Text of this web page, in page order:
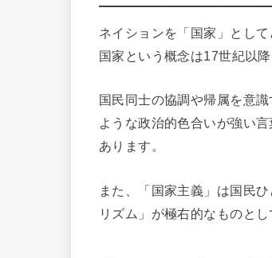
ネイションを「国家」とし
国家という概念は17世紀以
国民同士の協調や帰属を意
ような政治的色合いが強い
あります。
また、「国家主義」は国民
リズム」が極右的なものと